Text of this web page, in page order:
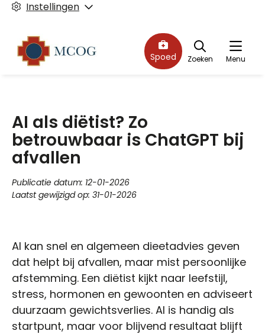
Instellingen
Menu
Spoed Zoeken
AI als diëtist? Zo
betrouwbaar is ChatGPT bij
afvallen
Publicatie datum: 12-01-2026
Laatst gewijzigd op: 31-01-2026
AI kan snel en algemeen dieetadvies geven
dat helpt bij afvallen, maar mist persoonlijke
afstemming. Een diëtist kijkt naar leefstijl,
stress, hormonen en gewoonten en adviseert
duurzaam gewichtsverlies. AI is handig als
startpunt, maar voor blijvend resultaat blijft